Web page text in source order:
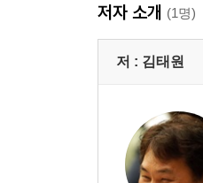
3. 원천스토리 개
‘4막-24블록 원
4. 콘텐츠스토리
‘콘텐츠스토리
저자 소개 (1명)
저 : 김태원